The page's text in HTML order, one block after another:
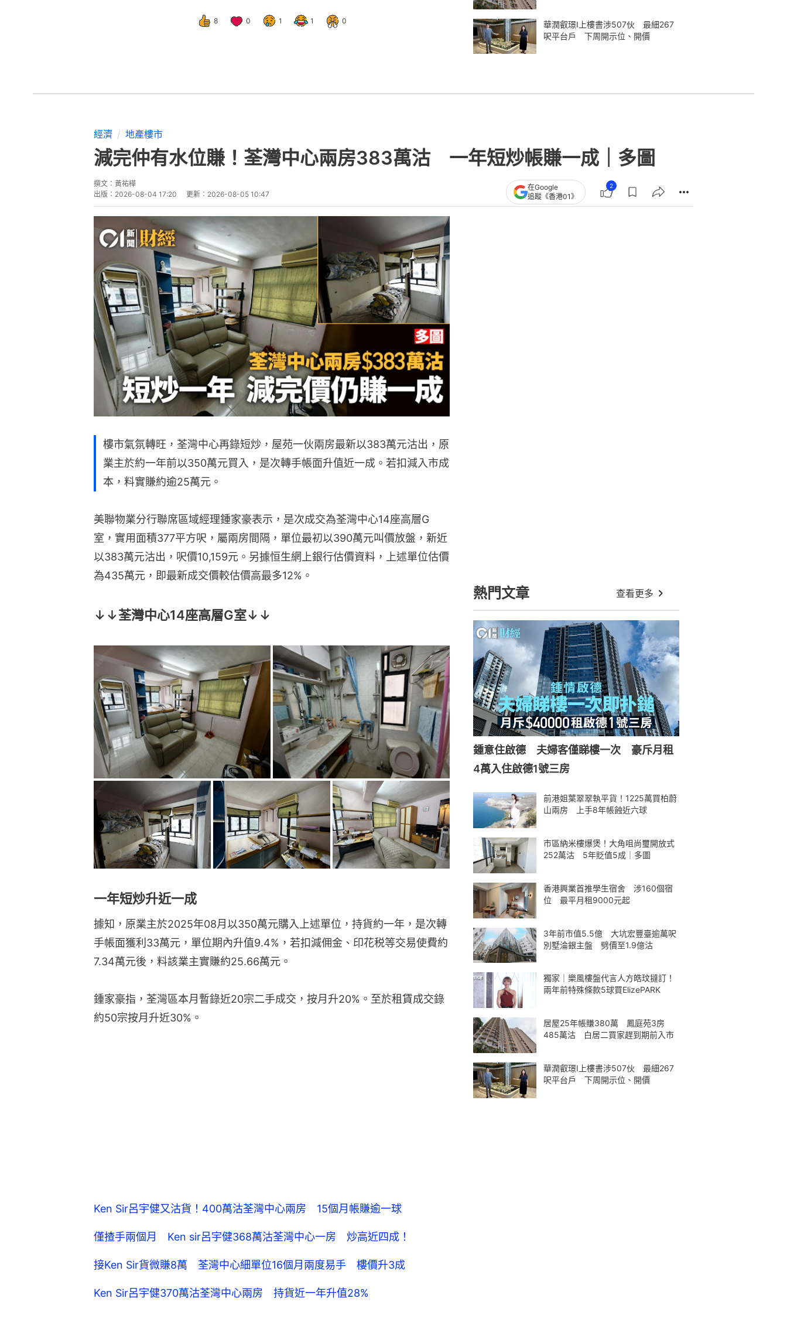
8 0 1 1 0
華潤叡璟I上樓書涉507伙 最細267
呎平台戶 下周開示位、開價
經濟 地產樓市
減完仲有水位賺！荃灣中心兩房383萬沽 一年短炒帳賺一成｜多圖
撰文： 黃祐樺
出版： 2026-08-04 17:20 更新： 2026-08-05 10:47
在Google
追蹤《香港01》
2
樓市氣氛轉旺，荃灣中心再錄短炒，屋苑一伙兩房最新以383萬元沽出，原
業主於約一年前以350萬元買入，是次轉手帳面升值近一成。若扣減入市成
本，料實賺約逾25萬元。
美聯物業分行聯席區域經理鍾家豪表示，是次成交為荃灣中心14座高層G
室，實用面積377平方呎，屬兩房間隔，單位最初以390萬元叫價放盤，新近
以383萬元沽出，呎價10,159元。另據恒生網上銀行估價資料，上述單位估價
為435萬元，即最新成交價較估價高最多12%。
↓↓荃灣中心14座高層G室↓↓
一年短炒升近一成
據知，原業主於2025年08月以350萬元購入上述單位，持貨約一年，是次轉
手帳面獲利33萬元，單位期內升值9.4%，若扣減佣金、印花税等交易使費約
7.34萬元後，料該業主實賺約25.66萬元。
鍾家豪指，荃灣區本月暫錄近20宗二手成交，按月升20%。至於租賃成交錄
約50宗按月升近30%。
Ken Sir呂宇健又沽貨！400萬沽荃灣中心兩房 15個月帳賺逾一球
僅揸手兩個月 Ken sir呂宇健368萬沽荃灣中心一房 炒高近四成！
接Ken Sir貨微賺8萬 荃灣中心細單位16個月兩度易手 樓價升3成
Ken Sir呂宇健370萬沽荃灣中心兩房 持貨近一年升值28%
熱門文章 查看更多
鍾意住啟德 夫婦客僅睇樓一次 豪斥月租
4萬入住啟德1號三房
前港姐葉翠翠執平貨！1225萬買柏蔚
山兩房 上手8年帳蝕近六球
市區納米樓爆煲！大角咀尚璽開放式
252萬沽 5年貶值5成｜多圖
香港興業首推學生宿舍 涉160個宿
位 最平月租9000元起
3年前市值5.5億 大坑宏豐臺逾萬呎
別墅淪銀主盤 劈價至1.9億沽
獨家｜樂風樓盤代言人方皓玟撻訂！
兩年前特殊條款5球買ElizePARK
居屋25年帳賺380萬 鳳庭苑3房
485萬沽 白居二買家趕到期前入市
華潤叡璟I上樓書涉507伙 最細267
呎平台戶 下周開示位、開價